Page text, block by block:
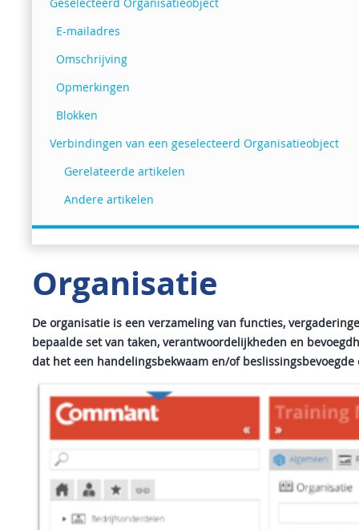
E-mailadres
Omschrijving
Opmerkingen
Blokken
Verbindingen van een geselecteerd Organisatieobject
Gerelateerde artikelen
Andere artikelen
Organisatie
De organisatie is een verzameling van functies,
bepaalde set van taken, verantwoordelijkheden en
dat het een handelingsbekwaam en/of